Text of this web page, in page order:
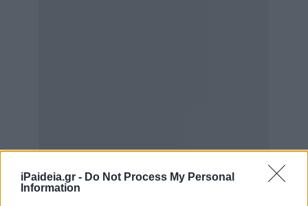
iPaideia.gr - Do Not Process My Personal
Information